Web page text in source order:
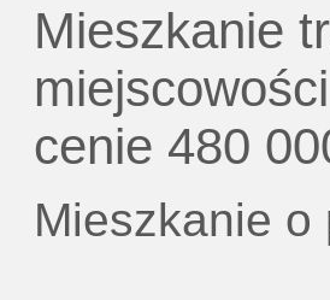
Gratis -
Mieszkanie
cenie 480
Mieszkanie o